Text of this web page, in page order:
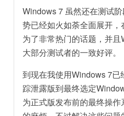
Windows 7 虽然还在测试
势已经如火如荼全面展开
为了非常热门的话题，并
大部分测试者的一致好评。
到现在我使用Windows 7已
踪泄露版到最终选定
为正式版发布前的最终操